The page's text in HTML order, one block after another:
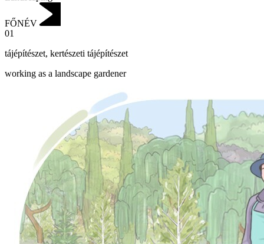
FŐNÉV
01
tájépítészet, kertészeti tájépítészet
working as a landscape gardener